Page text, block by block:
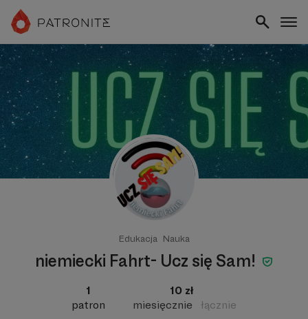
Edukacja Nauka
niemiecki Fahrt- Ucz się Sam!
1
patron
10 zł
miesięcznie
łącznie